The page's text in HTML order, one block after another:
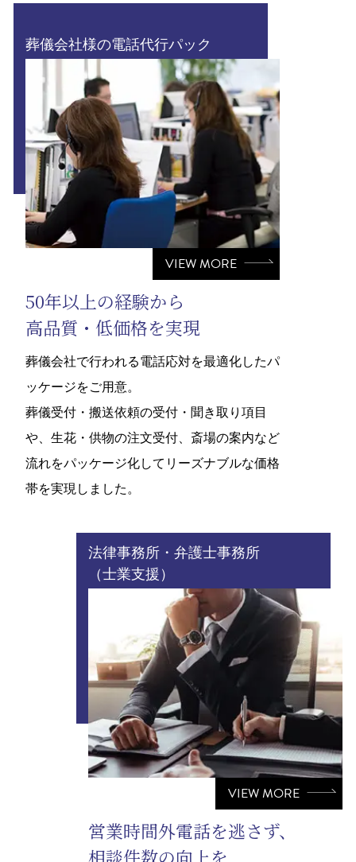
葬儀会社様の電話代行パック
VIEW MORE
50年以上の経験から
高品質・低価格を実現
葬儀会社で行われる電話応対を最適化したパ
ッケージをご用意。
葬儀受付・搬送依頼の受付・聞き取り項目
や、生花・供物の注文受付、斎場の案内など
流れをパッケージ化してリーズナブルな価格
帯を実現しました。
法律事務所・弁護士事務所
（士業支援）
VIEW MORE
営業時間外電話を逃さず、
相談件数の向上を